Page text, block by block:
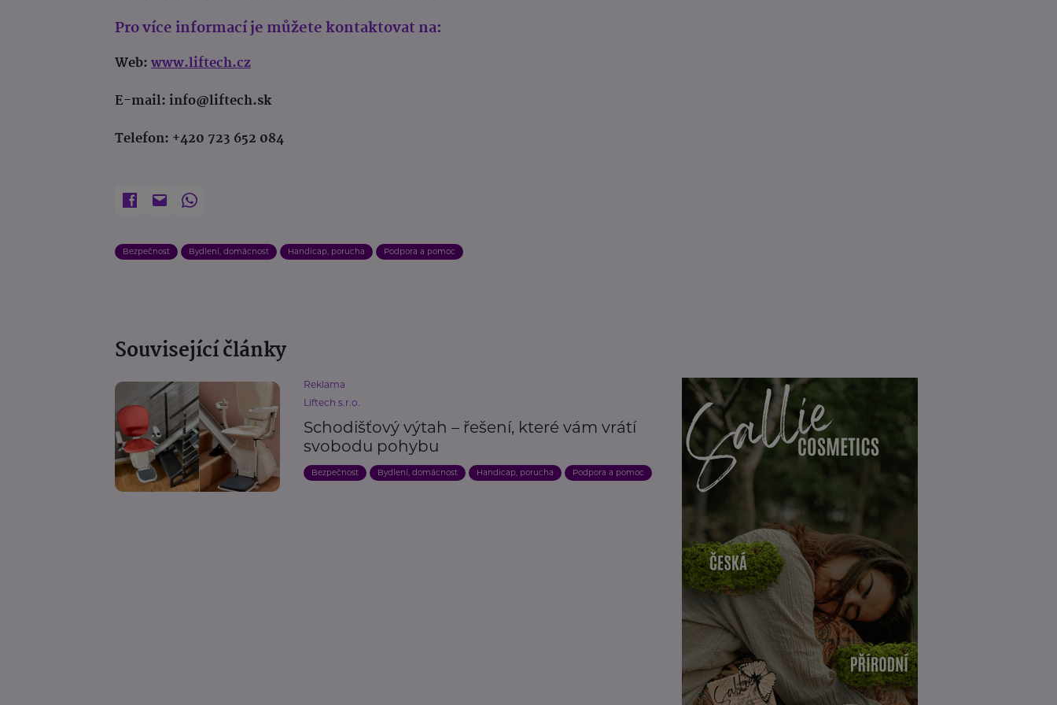
Pro více informací je můžete kontaktovat na:
Web:www.liftech.cz
E-mail: info@liftech.sk
Telefon: +420 723 652 084
Bezpečnost Bydlení, domácnost Handicap, porucha Podpora a pomoc
Související články
Reklama
Liftech s.r.o.
Schodišťový výtah – řešení, které vám vrátí
svobodu pohybu
Bezpečnost Bydlení, domácnost Handicap, porucha Podpora a pomoc